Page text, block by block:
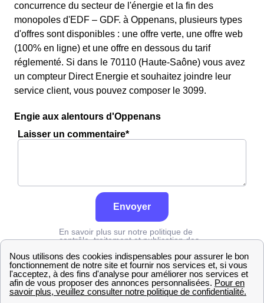
concurrence du secteur de l'énergie et la fin des
monopoles d'EDF – GDF. à Oppenans, plusieurs types
d'offres sont disponibles : une offre verte, une offre web
(100% en ligne) et une offre en dessous du tarif
réglementé. Si dans le 70110 (Haute-Saône) vous avez
un compteur Direct Energie et souhaitez joindre leur
service client, vous pouvez composer le 3099.
Engie aux alentours d'Oppenans
Laisser un commentaire*
Envoyer
En savoir plus sur notre politique de
contrôle, traitement et publication des
Engie Haute-Saône Oppenans